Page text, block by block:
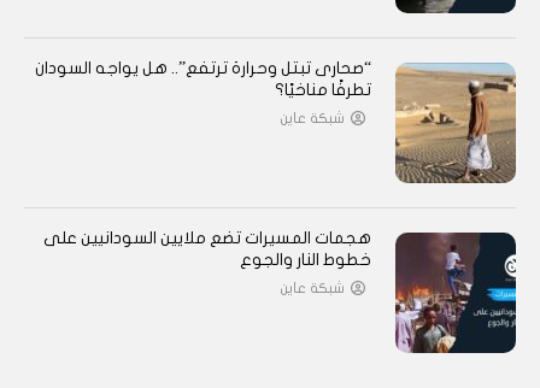
“صحارى تبتل وحرارة ترتفع”.. هل يواجه السودان
تطرفًا مناخيًا؟
شبكة عاين
هجمات المسيرات تضع ملايين السودانيين على
خطوط النار والجوع
شبكة عاين